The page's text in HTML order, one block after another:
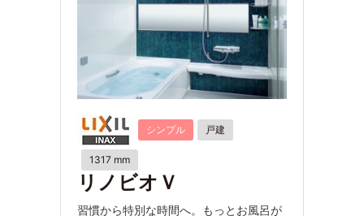
シンプル 戸建
1317 mm
リノビオＶ
習慣から特別な時間へ。もっとお風呂が